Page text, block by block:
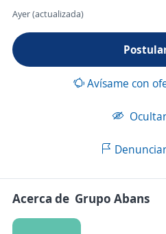
Ayer (actualizada)
Avísame con
Acerca de Grupo Abans